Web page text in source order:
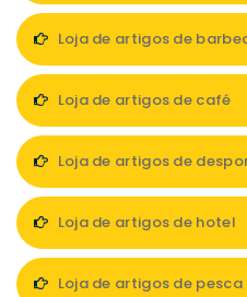
Loja de artigos de
Loja de artigos de café
Loja de artigos de
Loja de artigos de hotel
Loja de artigos de pesca